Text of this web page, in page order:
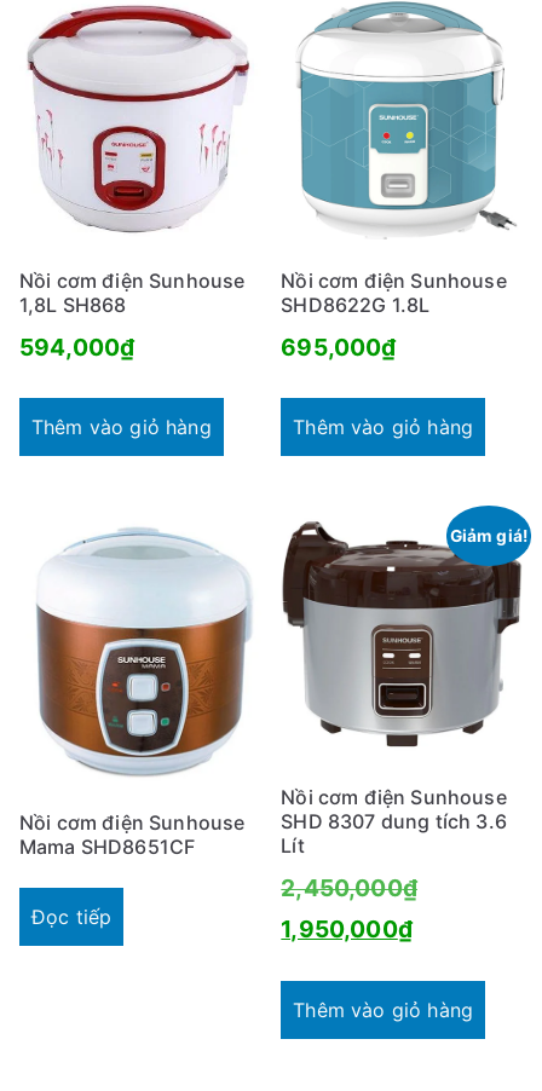
Nồi cơm điện Sunhouse
1,8L SH868
594,000₫
Thêm vào giỏ hàng
Nồi cơm điện Sunhouse
SHD8622G 1.8L
695,000₫
Thêm vào giỏ hàng
Nồi cơm điện Sunhouse
Mama SHD8651CF
Đọc tiếp
Giảm giá!
Nồi cơm điện Sunhouse
SHD 8307 dung tích 3.6
Lít
2,450,000₫Giá
1,950,000₫Giá
tại
Thêm vào giỏ hàng